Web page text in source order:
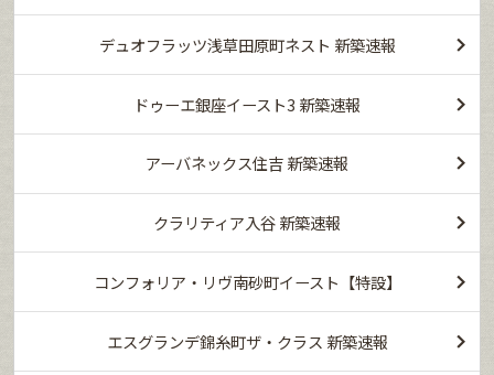
デュオフラッツ浅草田原町ネスト 新築速報
ドゥーエ銀座イースト3 新築速報
アーバネックス住吉 新築速報
クラリティア入谷 新築速報
コンフォリア・リヴ南砂町イースト【特設】
エスグランデ錦糸町ザ・クラス 新築速報